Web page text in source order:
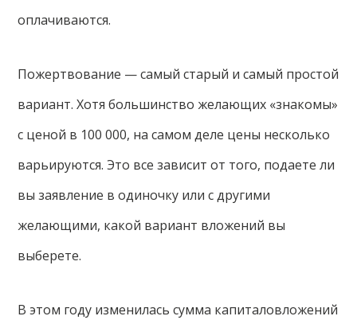
оплачиваются.
Пожертвование — самый старый и самый простой
вариант. Хотя большинство желающих «знакомы»
с ценой в 100 000, на самом деле цены несколько
варьируются. Это все зависит от того, подаете ли
вы заявление в одиночку или с другими
желающими, какой вариант вложений вы
выберете.
В этом году изменилась сумма капиталовложений